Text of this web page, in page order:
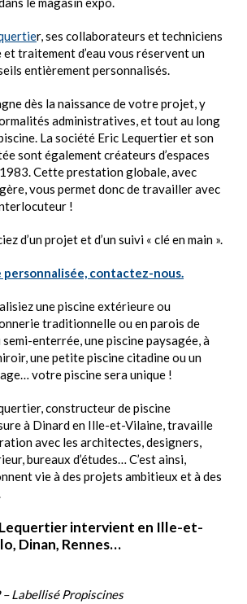
r, ses collaborateurs et techniciens
et traitement d’eau vous réservent un
entièrement personnalisés.
dès la naissance de votre projet, y
administratives, et tout au long
La société Eric Lequertier et son
sont également créateurs d’espaces
Cette prestation globale, avec
vous permet donc de travailler avec
!
d’un projet et d’un suivi « clé en main ».
contactez-nous.
une piscine extérieure ou
traditionnelle ou en parois de
enterrée, une piscine paysagée, à
une petite piscine citadine ou un
votre piscine sera unique !
constructeur de piscine
à Dinard en Ille-et-Vilaine, travaille
avec les architectes, designers,
bureaux d’études… C’est ainsi,
vie à des projets ambitieux et à des
Lequertier intervient en Ille-et-
Dinan, Rennes…
Labellisé Propiscines